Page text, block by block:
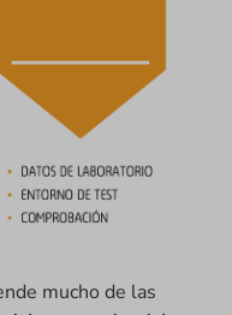
mucho de las